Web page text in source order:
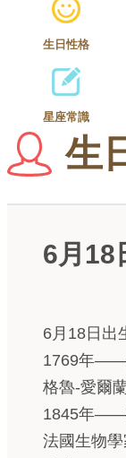
生日性格
星座常識
生
6月18
6月18日出
1769年——
格魯-愛爾
1845年——
法國生物